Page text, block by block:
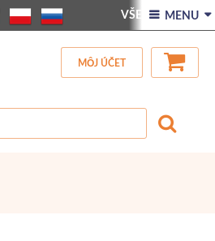
VŠETOK TOVAR
NOVINKY Blog
KONTAKT
 MENU 
MÔJ ÚČET